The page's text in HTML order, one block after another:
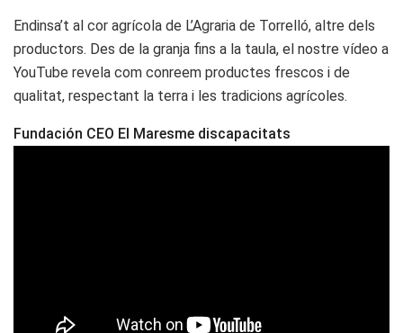
Endinsa’t al cor agrícola de L’Agraria de Torrelló, altre dels
productors. Des de la granja fins a la taula, el nostre vídeo a
YouTube revela com conreem productes frescos i de
qualitat, respectant la terra i les tradicions agrícoles.
Fundación CEO El Maresme discapacitats